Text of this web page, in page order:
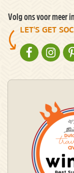
Volg ons voor meer
LET'S GET